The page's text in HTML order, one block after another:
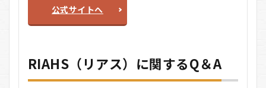
公式サイトへ
RIAHS（リアス）に関するQ＆A